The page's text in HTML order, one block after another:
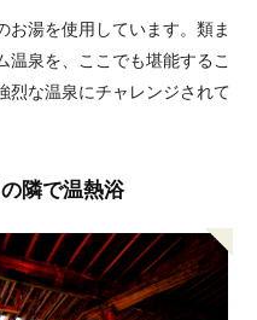
お湯を使用しています。類ま
温泉を、ここでも堪能するこ
烈な温泉にチャレンジされて
隣で温熱浴